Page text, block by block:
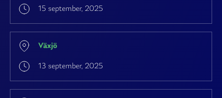
15 september, 2025
Växjö
13 september, 2025